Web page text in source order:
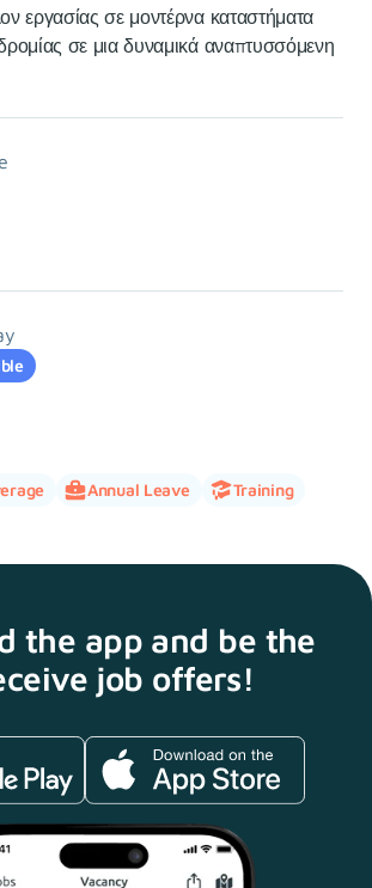
εργασίας σε μοντέρνα καταστήματα
σε μια δυναμικά αναπτυσσόμενη
Annual Leave Training
the app and be the
job offers!